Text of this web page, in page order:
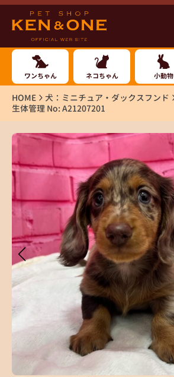
ワンちゃん ネコちゃん 小動物
HOME
犬：ミニチュア・ダックスフンド
生体管理 No: A21207201